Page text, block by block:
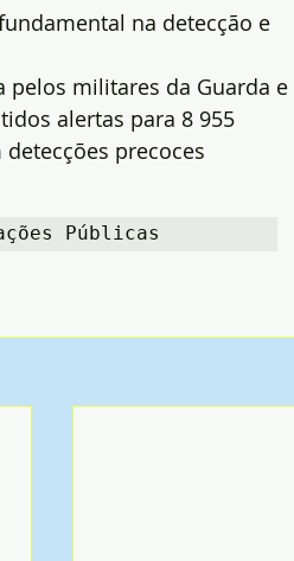
na detecção e
pelos militares da Guarda e
alertas para 8 955
precoces
Públicas